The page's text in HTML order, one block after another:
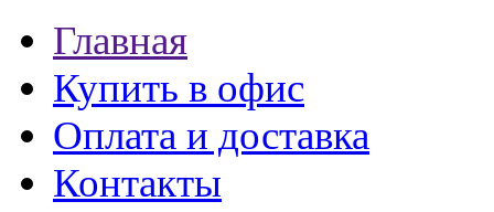
Главная
Купить в офис
Оплата и доставка
Контакты